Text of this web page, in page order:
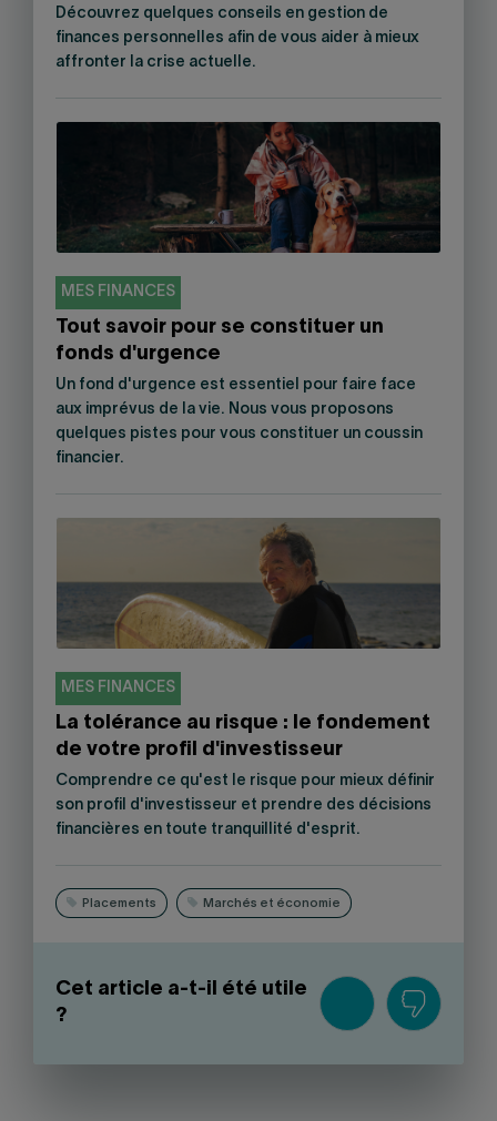
Découvrez quelques conseils en gestion de
finances personnelles afin de vous aider à mieux
affronter la crise actuelle.
MES FINANCES
Tout savoir pour se constituer un
fonds d'urgence
Un fond d'urgence est essentiel pour faire face
aux imprévus de la vie. Nous vous proposons
quelques pistes pour vous constituer un coussin
financier.
MES FINANCES
La tolérance au risque : le fondement
de votre profil d'investisseur
Comprendre ce qu'est le risque pour mieux définir
son profil d'investisseur et prendre des décisions
financières en toute tranquillité d'esprit.
Placements Marchés et économie
Cet article a-t-il été utile
?